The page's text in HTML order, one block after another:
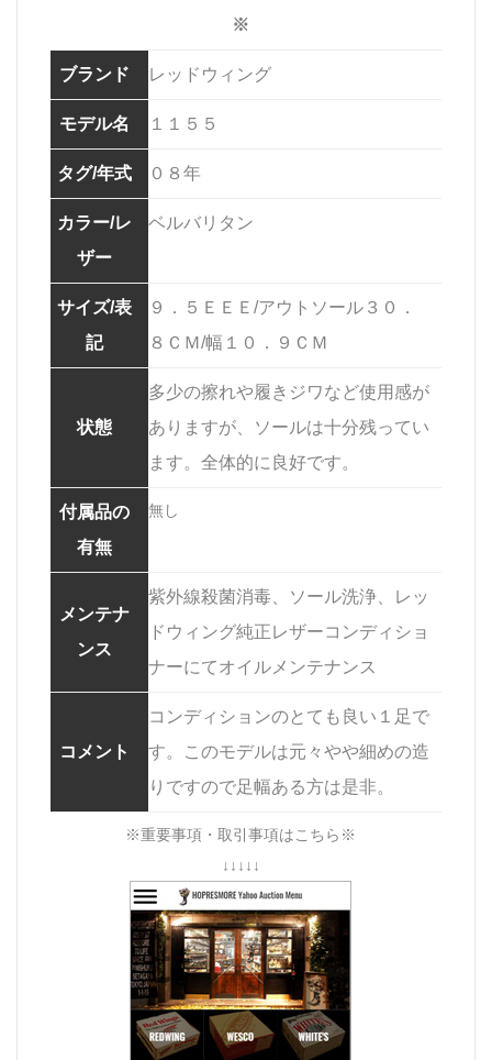
※
ブランド レッドウィング
モデル名 １１５５
タグ/年式 ０８年
カラー/レ
ザー
ベルバリタン
サイズ/表
記
９．５ＥＥＥ/アウトソール３０．
８ＣＭ/幅１０．９ＣＭ
状態
多少の擦れや履きジワなど使用感が
ありますが、ソールは十分残ってい
ます。全体的に良好です。
付属品の
有無
無し
メンテナ
ンス
紫外線殺菌消毒、ソール洗浄、レッ
ドウィング純正レザーコンディショ
ナーにてオイルメンテナンス
コメント
コンディションのとても良い１足で
す。このモデルは元々やや細めの造
りですので足幅ある方は是非。
※重要事項・取引事項はこちら※
↓↓↓↓↓